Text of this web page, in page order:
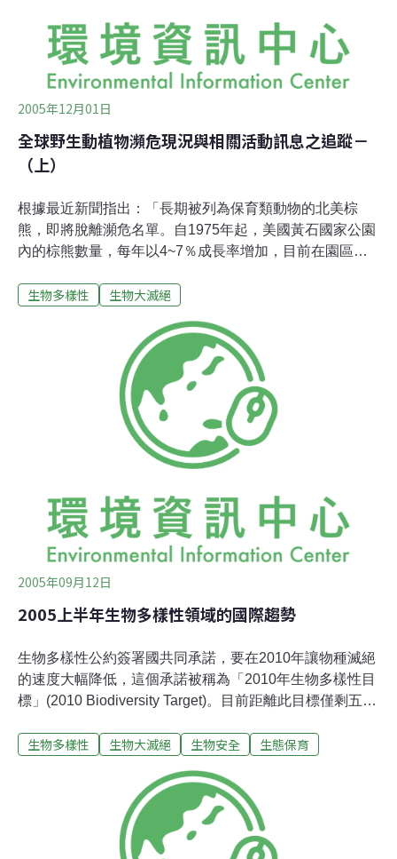
2005年12月01日
全球野生動植物瀕危現況與相關活動訊息之追蹤－
（上）
根據最近新聞指出：「長期被列為保育類動物的北美棕
熊，即將脫離瀕危名單。自1975年起，美國黃石國家公園
內的棕熊數量，每年以4~7％成長率增加，目前在園區內
單。」這則訊息，對世界各地致力於保育工作的人而言，
至今，似乎少有被挽回的瀕危物種（如：台灣黑熊、雲
豹、梅花鹿等）。到底是什麼原因：台灣劃設的自然保護
區不夠多？還是台灣的法令不夠嚴格？值得我們共同檢討
與反省。 近年來，國人應時常聽到「生物多樣性」一詞；
或許你曾仔細推敲過它的意涵，也或許你從未注意到它的
存在。但是，國際上已有許多研究報告指出，「生物多樣
性」的保育攸關人類族群世代的生存與延續，更決定著人
態學者E. O. Wilson 和 Roberts MacArthur提出生物多樣性
生物多樣性 生物大滅絕
2005年09月12日
2005上半年生物多樣性領域的國際趨勢
生物多樣性公約簽署國共同承諾，要在2010年讓物種滅絕
的速度大幅降低，這個承諾被稱為「2010年生物多樣性目
標」(2010 Biodiversity Target)。目前距離此目標僅剩五
失速度 地球史上最快科學家估計目前約有100至300萬的
絕的速度是每年5萬種，大多數消失物種集中於熱帶雨
林，肇因於人類商業需求導致的棲地破壞。世界自然保育
聯盟物種存續委員會(Species Survival Commission,
SSC) 於第三屆世界保護區大會（2004年底）發表《全球
生物多樣性 生物大滅絕 生物安全 生態保育